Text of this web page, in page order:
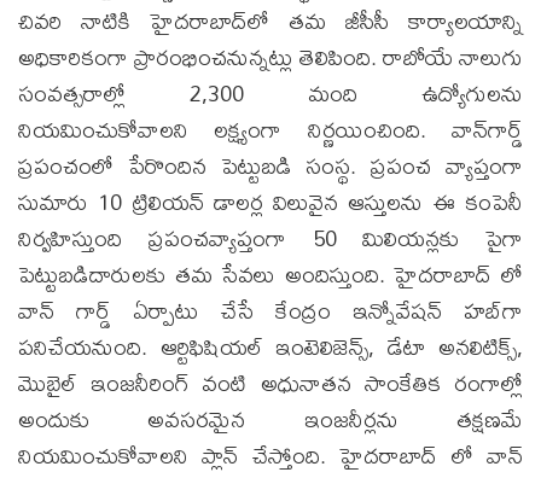
చివరి నాటికి హైదరాబాద్‌లో తమ జీసీసీ కార్యాలయాన్ని
అధికారికంగా ప్రారంభించనున్నట్లు తెలిపింది. రాబోయే నాలుగు
సంవత్సరాల్లో 2,300 మంది ఉద్యోగులను
నియమించుకోవాలని లక్ష్యంగా నిర్ణయించింది. వాన్‌గార్డ్
ప్రపంచంలో పేరొందిన పెట్టుబడి సంస్థ. ప్రపంచ వ్యాప్తంగా
సుమారు 10 ట్రిలియన్ డాలర్ల విలువైన ఆస్తులను ఈ కంపెనీ
నిర్వహిస్తుంది ప్రపంచవ్యాప్తంగా 50 మిలియన్లకు పైగా
పెట్టుబడిదారులకు తమ సేవలు అందిస్తుంది. హైదరాబాద్ లో
వాన్ గార్డ్ ఏర్పాటు చేసే కేంద్రం ఇన్నోవేషన్ హబ్‌గా
పనిచేయనుంది. ఆర్టిఫిషియల్ ఇంటెలిజెన్స్, డేటా అనలిటిక్స్,
మొబైల్ ఇంజనీరింగ్ వంటి అధునాతన సాంకేతిక రంగాల్లో
అందుకు అవసరమైన ఇంజనీర్లను తక్షణమే
నియమించుకోవాలని ప్లాన్ చేస్తోంది. హైదరాబాద్ లో వాన్